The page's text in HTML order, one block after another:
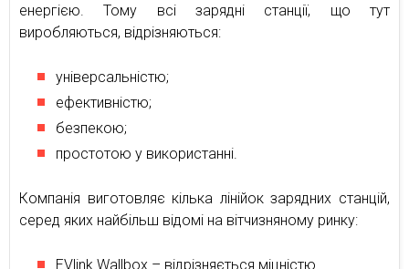
енергією. Тому всі зарядні станції, що тут
виробляються, відрізняються:
універсальністю;
ефективністю;
безпекою;
простотою у використанні.
Компанія виготовляє кілька лінійок зарядних станцій,
серед яких найбільш відомі на вітчизняному ринку:
EVlink Wallbox – відрізняється міцністю